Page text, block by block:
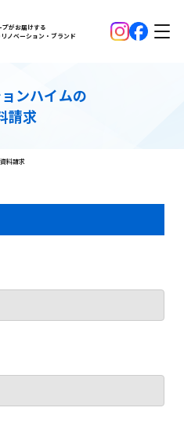
プがお届けする
ノベーション・ブランド
ンハイムの
請求
料請求